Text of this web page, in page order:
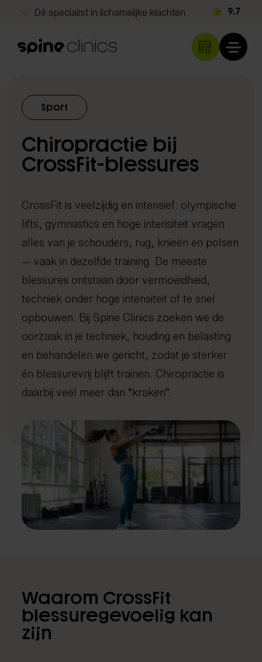
Dé specialist in lichamelijke klachten
Gratis screening
Snel herstel
9.7
Rug- en nekklachten
Echografie
Chiropractie
Long Covid
herstelprogramma
Klachten
Rug- en nekklachten
Hoofdpijn
Schouder- en armklachten
Kinderen & baby's
Overige klachten
Echografie
iDXA scan
DNA analyse
Neurologisch onderzoek
Orthopedisch onderzoek
Gratis screening
4D Rugscan
Behandelingen
Shockwave therapie
EMTT
Lasertherapie
Dry needling
Focussed shockwave therapie
Manipulatie
Spierontspannende technieken
NESA therapie
Zuurstoftraining (IHHT)
Infrarood- en nabij-infraroodtherapie
Activator
Mobilisatie
Radiale shockwave therapie
Oefentherapie
Sportmassage
Zwangerschapsmassage
Mama massage
Fysiotherapie
Programma's
Long Covid herstelprogramma
Beter slapen met inzicht
Afvallen met inzicht
Gezond oud worden
Peak Performance
Reintegratie & Werkvitaliteit
Spine Clinics
Over ons
FAQ
Vacatures
Locaties
Nuenen
Gemert-Bakel
Kennisbank
Wetenschappelijke artikelen
Podcast
Expertisecentrum
Tarieven
Contact
Afspraak maken
085 - 760 92 40
info@spine-clinics.nl
Sport
Chiropractie bij
CrossFit-blessures
CrossFit is veelzijdig en intensief: olympische
lifts, gymnastics en hoge intensiteit vragen
alles van je schouders, rug, knieën en polsen
— vaak in dezelfde training. De meeste
blessures ontstaan door vermoeidheid,
techniek onder hoge intensiteit of te snel
opbouwen. Bij Spine Clinics zoeken we de
oorzaak in je techniek, houding en belasting
en behandelen we gericht, zodat je sterker
én blessurevrij blijft trainen. Chiropractie is
daarbij veel meer dan “kraken”.
Waarom CrossFit
blessuregevoelig kan
zijn